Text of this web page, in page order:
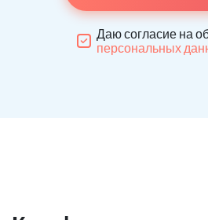
Даю согласие на
персональных